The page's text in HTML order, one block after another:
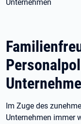
Unternehmen
Im Zuge des
Unternehmen immer